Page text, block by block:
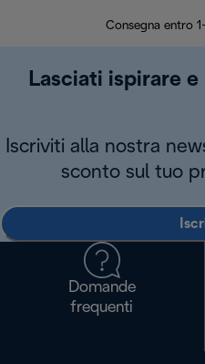
Consegna entro
Lasciati ispirare
Iscriviti alla nostra
sconto sul tuo
Domande
frequenti